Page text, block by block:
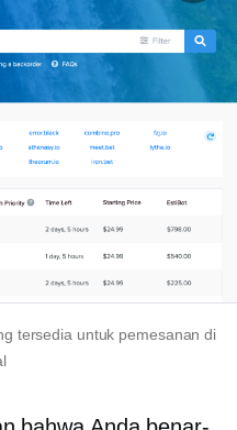
tersedia untuk pemesanan di